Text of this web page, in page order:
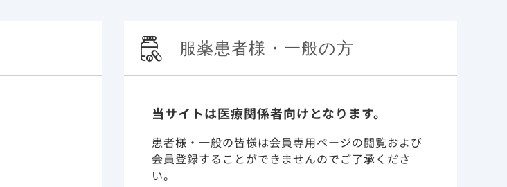
疾患関連情報
について
服薬患者様・一般の方
当サイトは医療関係者向けとなります。
患者様・一般の皆様は会員専用ページの閲覧および
会員登録することができませんのでご了承くださ
い。